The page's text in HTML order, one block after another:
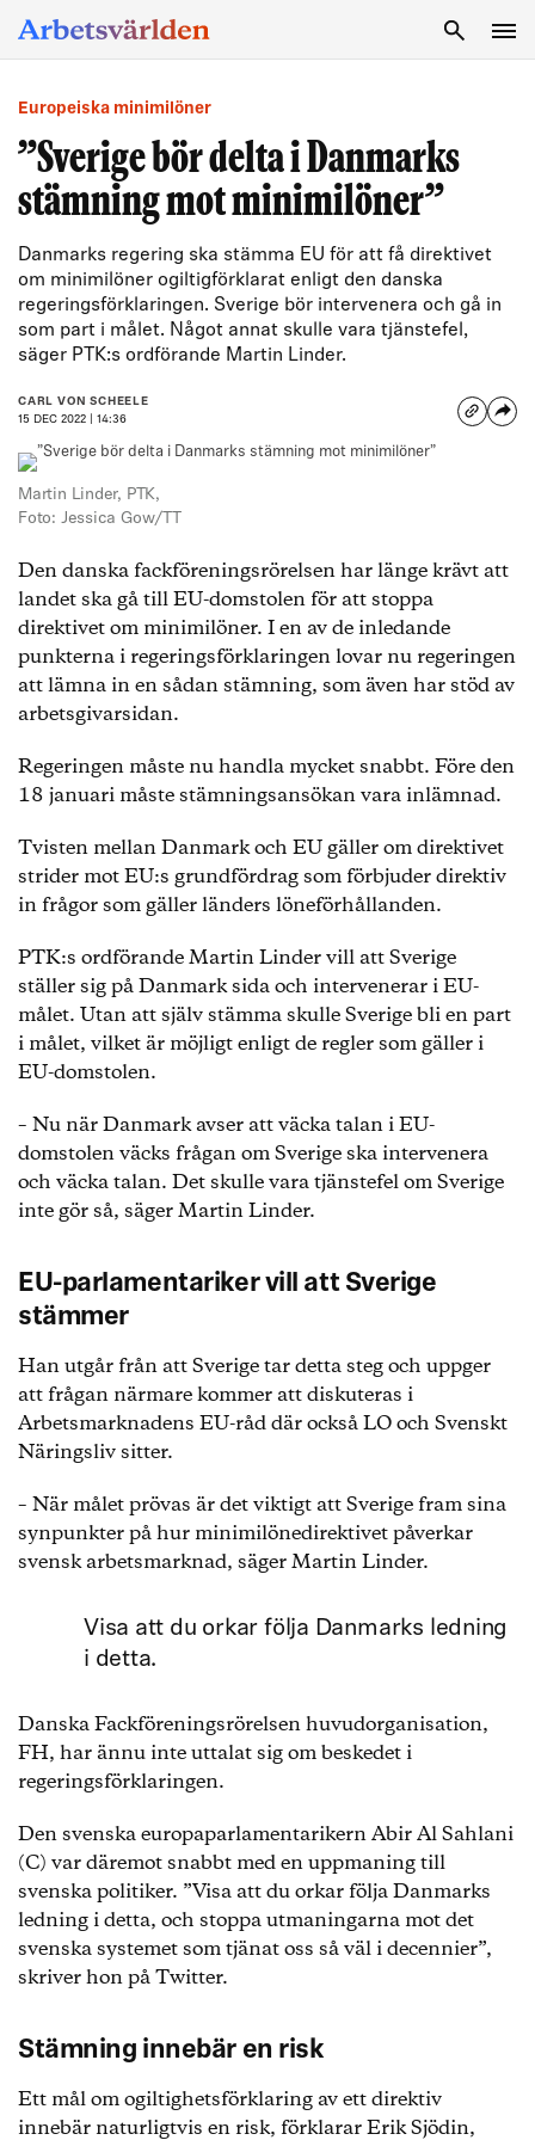
Europeiska minimilöner
”Sverige bör delta i Danmarks
stämning mot minimilöner”
Danmarks regering ska stämma EU för att få direktivet
om minimilöner ogiltigförklarat enligt den danska
regeringsförklaringen. Sverige bör intervenera och gå in
som part i målet. Något annat skulle vara tjänstefel,
säger PTK:s ordförande Martin Linder.
CARL VON SCHEELE
15 DEC 2022 | 14:36
Martin Linder, PTK,
Foto: Jessica Gow/TT
Den danska fackföreningsrörelsen har länge krävt att
landet ska gå till EU-domstolen för att stoppa
direktivet om minimilöner. I en av de inledande
punkterna i regeringsförklaringen lovar nu regeringen
att lämna in en sådan stämning, som även har stöd av
arbetsgivarsidan.
Regeringen måste nu handla mycket snabbt. Före den
18 januari måste stämningsansökan vara inlämnad.
Tvisten mellan Danmark och EU gäller om direktivet
strider mot EU:s grundfördrag som förbjuder direktiv
in frågor som gäller länders löneförhållanden.
PTK:s ordförande Martin Linder vill att Sverige
ställer sig på Danmark sida och intervenerar i EU-
målet. Utan att själv stämma skulle Sverige bli en part
i målet, vilket är möjligt enligt de regler som gäller i
EU-domstolen.
– Nu när Danmark avser att väcka talan i EU-
domstolen väcks frågan om Sverige ska intervenera
och väcka talan. Det skulle vara tjänstefel om Sverige
inte gör så, säger Martin Linder.
EU-parlamentariker vill att Sverige
stämmer
Han utgår från att Sverige tar detta steg och uppger
att frågan närmare kommer att diskuteras i
Arbetsmarknadens EU-råd där också LO och Svenskt
Näringsliv sitter.
– När målet prövas är det viktigt att Sverige fram sina
synpunkter på hur minimilönedirektivet påverkar
svensk arbetsmarknad, säger Martin Linder.
Visa att du orkar följa Danmarks ledning
i detta.
Danska Fackföreningsrörelsen huvudorganisation,
FH, har ännu inte uttalat sig om beskedet i
regeringsförklaringen.
Den svenska europaparlamentarikern Abir Al Sahlani
(C) var däremot snabbt med en uppmaning till
svenska politiker. ”Visa att du orkar följa Danmarks
ledning i detta, och stoppa utmaningarna mot det
svenska systemet som tjänat oss så väl i decennier”,
skriver hon på Twitter.
Stämning innebär en risk
Ett mål om ogiltighetsförklaring av ett direktiv
innebär naturligtvis en risk, förklarar Erik Sjödin,